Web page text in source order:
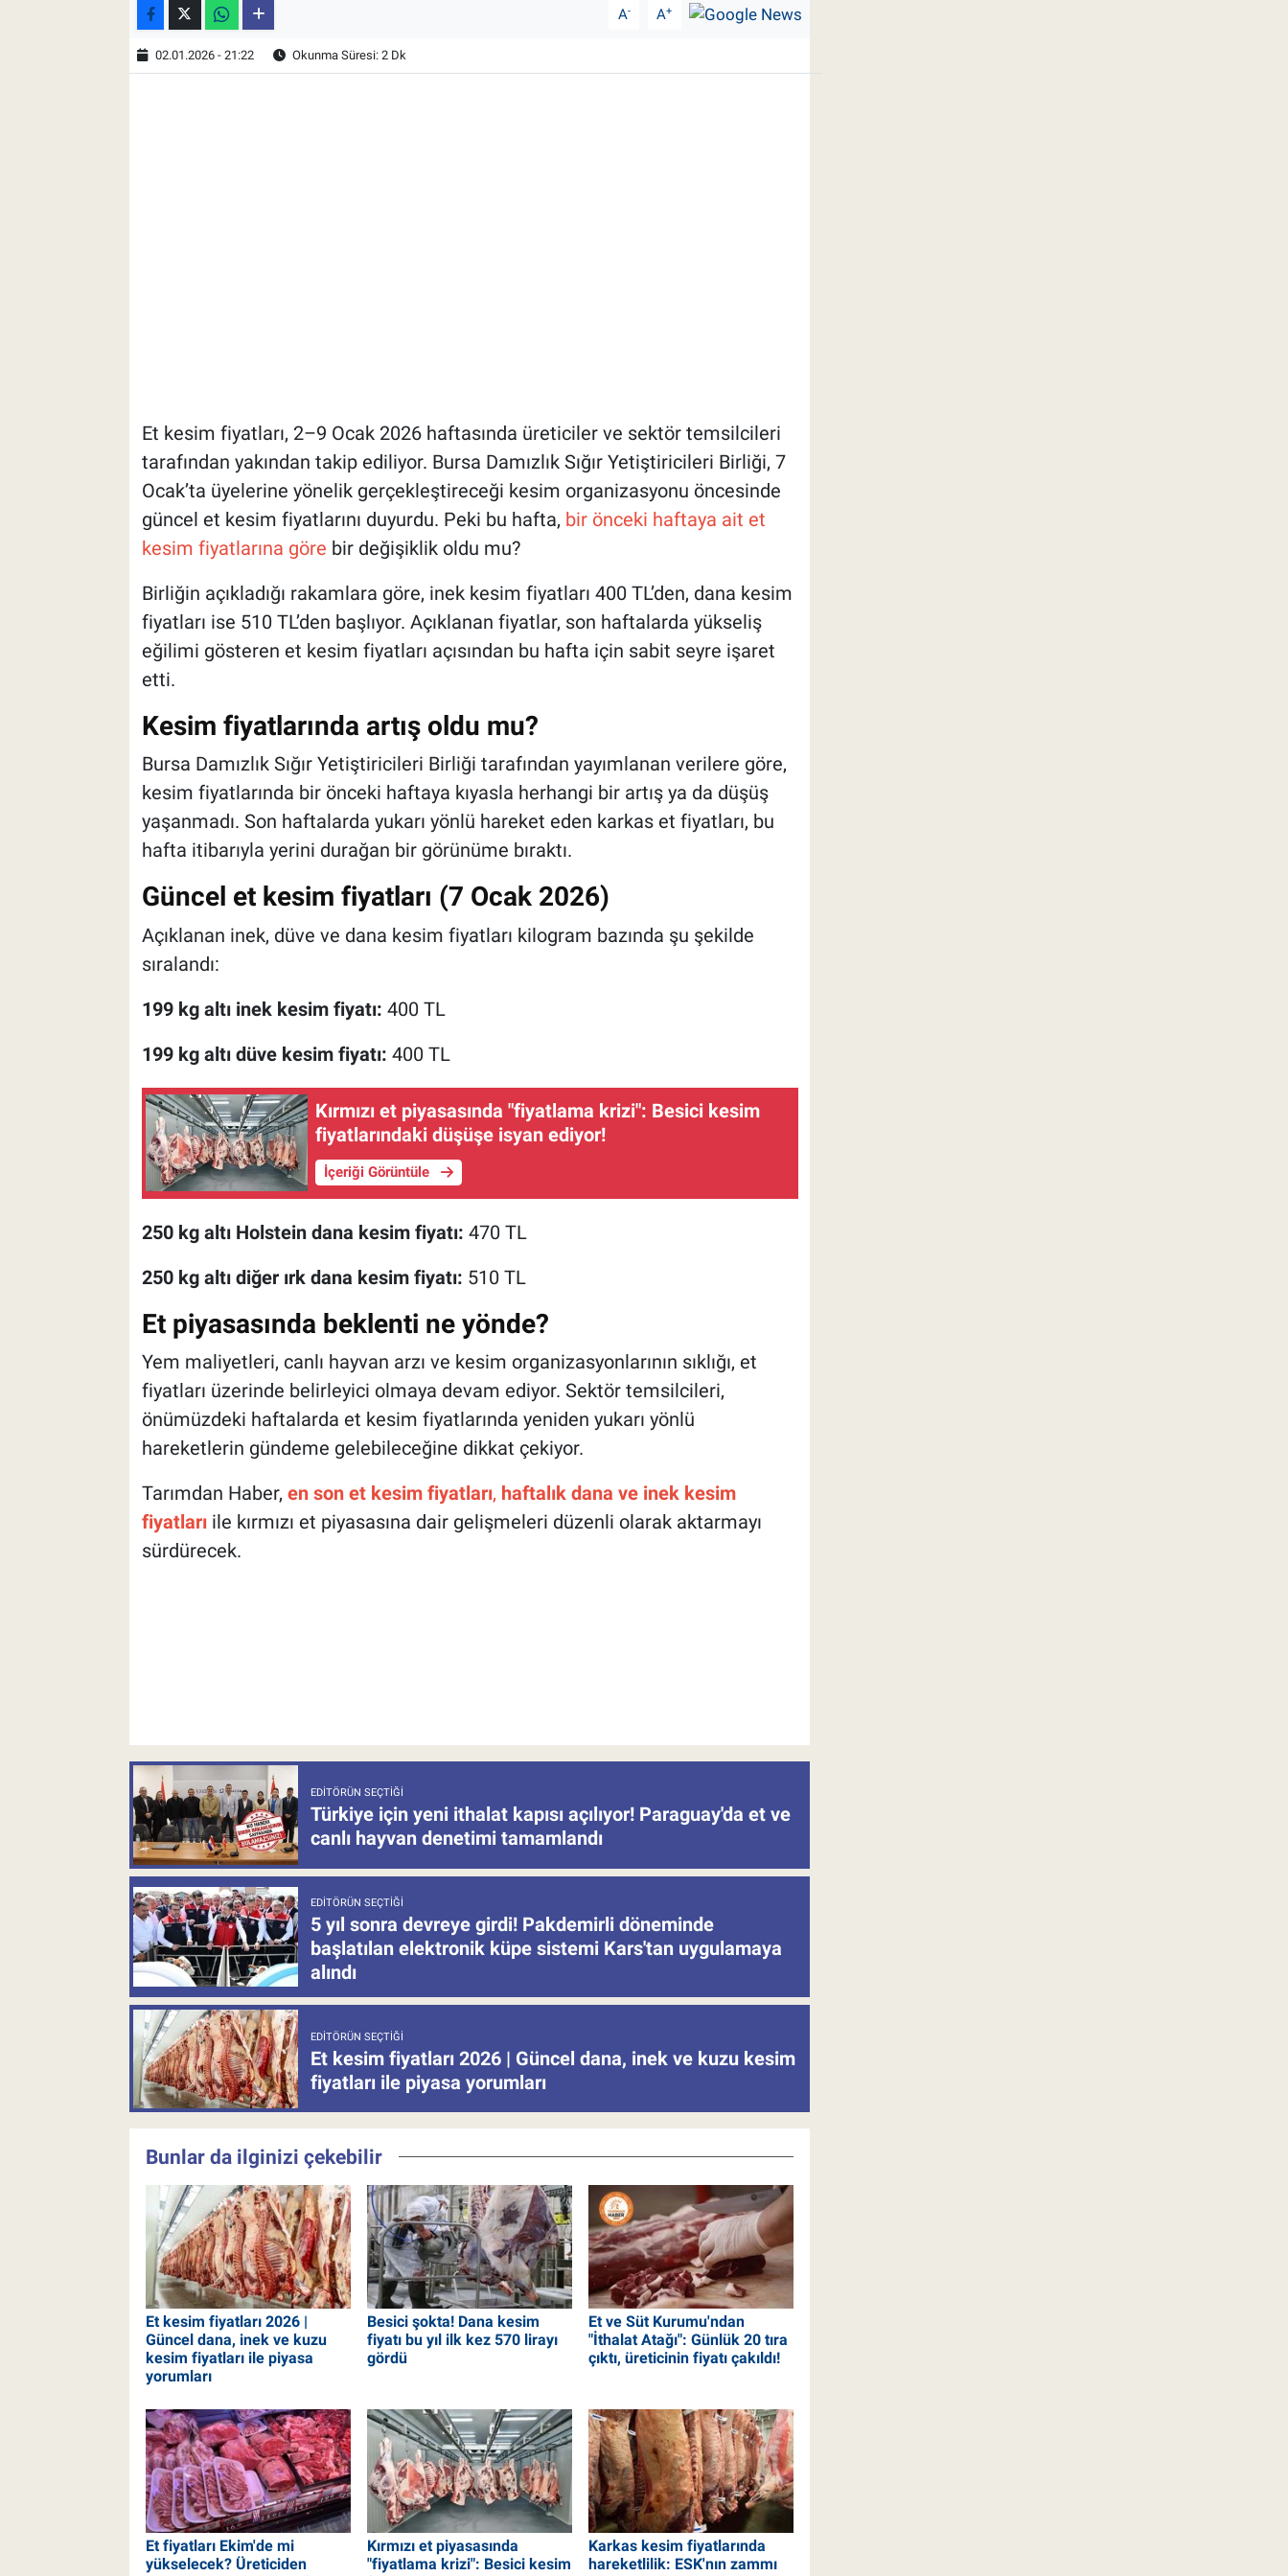
A- A+
02.01.2026 - 21:22 Okunma Süresi: 2 Dk
Et kesim fiyatları, 2–9 Ocak 2026 haftasında üreticiler ve sektör temsilcileri
tarafından yakından takip ediliyor. Bursa Damızlık Sığır Yetiştiricileri Birliği, 7
Ocak’ta üyelerine yönelik gerçekleştireceği kesim organizasyonu öncesinde
güncel et kesim fiyatlarını duyurdu. Peki bu hafta, bir önceki haftaya ait et
kesim fiyatlarına göre bir değişiklik oldu mu?
Birliğin açıkladığı rakamlara göre, inek kesim fiyatları 400 TL’den, dana kesim
fiyatları ise 510 TL’den başlıyor. Açıklanan fiyatlar, son haftalarda yükseliş
eğilimi gösteren et kesim fiyatları açısından bu hafta için sabit seyre işaret
etti.
Kesim fiyatlarında artış oldu mu?
Bursa Damızlık Sığır Yetiştiricileri Birliği tarafından yayımlanan verilere göre,
kesim fiyatlarında bir önceki haftaya kıyasla herhangi bir artış ya da düşüş
yaşanmadı. Son haftalarda yukarı yönlü hareket eden karkas et fiyatları, bu
hafta itibarıyla yerini durağan bir görünüme bıraktı.
Güncel et kesim fiyatları (7 Ocak 2026)
Açıklanan inek, düve ve dana kesim fiyatları kilogram bazında şu şekilde
sıralandı:
199 kg altı inek kesim fiyatı: 400 TL
199 kg altı düve kesim fiyatı: 400 TL
Kırmızı et piyasasında "fiyatlama krizi": Besici kesim
fiyatlarındaki düşüşe isyan ediyor!
İçeriği Görüntüle
250 kg altı Holstein dana kesim fiyatı: 470 TL
250 kg altı diğer ırk dana kesim fiyatı: 510 TL
Et piyasasında beklenti ne yönde?
Yem maliyetleri, canlı hayvan arzı ve kesim organizasyonlarının sıklığı, et
fiyatları üzerinde belirleyici olmaya devam ediyor. Sektör temsilcileri,
önümüzdeki haftalarda et kesim fiyatlarında yeniden yukarı yönlü
hareketlerin gündeme gelebileceğine dikkat çekiyor.
Tarımdan Haber, en son et kesim fiyatları, haftalık dana ve inek kesim
fiyatları ile kırmızı et piyasasına dair gelişmeleri düzenli olarak aktarmayı
sürdürecek.
EDITÖRÜN SEÇTIĞI
Türkiye için yeni ithalat kapısı açılıyor! Paraguay'da et ve
canlı hayvan denetimi tamamlandı
EDITÖRÜN SEÇTIĞI
5 yıl sonra devreye girdi! Pakdemirli döneminde
başlatılan elektronik küpe sistemi Kars'tan uygulamaya
alındı
EDITÖRÜN SEÇTIĞI
Et kesim fiyatları 2026 | Güncel dana, inek ve kuzu kesim
fiyatları ile piyasa yorumları
Bunlar da ilginizi çekebilir
Et kesim fiyatları 2026 |
Güncel dana, inek ve kuzu
kesim fiyatları ile piyasa
yorumları
Besici şokta! Dana kesim
fiyatı bu yıl ilk kez 570 lirayı
gördü
Et ve Süt Kurumu'ndan
"İthalat Atağı": Günlük 20 tıra
çıktı, üreticinin fiyatı çakıldı!
Et fiyatları Ekim'de mi
yükselecek? Üreticiden
Kırmızı et piyasasında
"fiyatlama krizi": Besici kesim
Karkas kesim fiyatlarında
hareketlilik: ESK'nın zammı